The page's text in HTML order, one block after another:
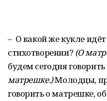
– О какой же кукле идёт
стихотворении? (О
будем сегодня
матрешке.)Молодцы,
говорить о матрешке,